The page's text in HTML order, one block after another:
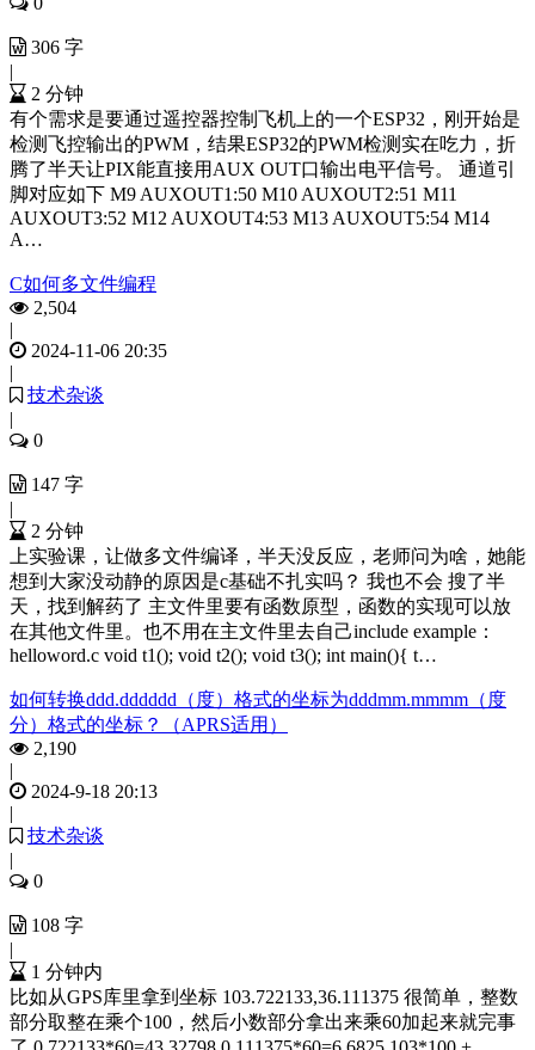
306 字
|
2 分钟
有个需求是要通过遥控器控制飞机上的一个ESP32，刚开始是
检测飞控输出的PWM，结果ESP32的PWM检测实在吃力，折
腾了半天让PIX能直接用AUX OUT口输出电平信号。 通道引
脚对应如下 M9 AUXOUT1:50 M10 AUXOUT2:51 M11
AUXOUT3:52 M12 AUXOUT4:53 M13 AUXOUT5:54 M14
A…
C如何多文件编程
2,504
|
2024-11-06 20:35
|
技术杂谈
|
0
147 字
|
2 分钟
上实验课，让做多文件编译，半天没反应，老师问为啥，她能
想到大家没动静的原因是c基础不扎实吗？ 我也不会 搜了半
天，找到解药了 主文件里要有函数原型，函数的实现可以放
在其他文件里。也不用在主文件里去自己include example：
helloword.c void t1(); void t2(); void t3(); int main(){ t…
如何转换ddd.dddddd（度）格式的坐标为dddmm.mmmm（度
分）格式的坐标？（APRS适用）
2,190
|
2024-9-18 20:13
|
技术杂谈
|
0
108 字
|
1 分钟内
比如从GPS库里拿到坐标 103.722133,36.111375 很简单，整数
部分取整在乘个100，然后小数部分拿出来乘60加起来就完事